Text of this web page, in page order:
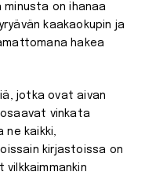
minusta on ihanaa
kaakaokupin ja
hakea
jotka ovat aivan
vinkata
kaikki,
kirjastoissa on